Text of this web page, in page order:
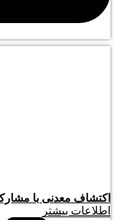
اکتشاف معدنی با
اطلاعات بیشتر